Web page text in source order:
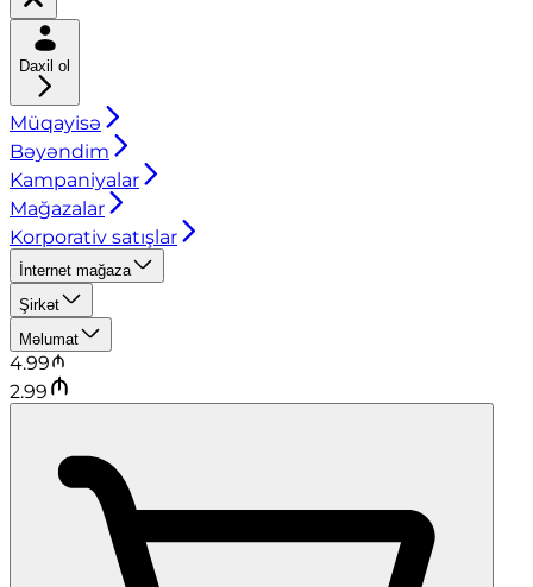
Daxil ol
Müqayisə
Bəyəndim
Kampaniyalar
Mağazalar
Korporativ satışlar
İnternet mağaza
Şirkət
Məlumat
4.99
2.99